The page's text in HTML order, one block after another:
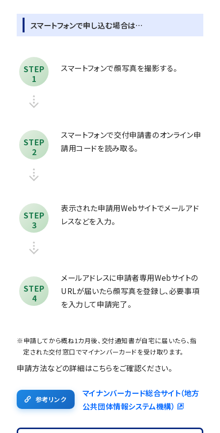
スマートフォンで申し込む場合は…
STEP
1
スマートフォンで顔写真を撮影する。
STEP
2
スマートフォンで交付申請書のオンライン申
請用コードを読み取る。
STEP
3
表示された申請用Webサイトでメールアド
レスなどを入力。
STEP
4
メールアドレスに申請者専用Webサイトの
URLが届いたら顔写真を登録し、必要事項
を入力して申請完了。
※申請してから概ね1カ月後、交付通知書が自宅に届いたら、指
定された交付窓口でマイナンバーカードを受け取ります。
申請方法などの詳細はこちらをご確認ください。
参考リンク
マイナンバーカード総合サイト（地方
公共団体情報システム機構）